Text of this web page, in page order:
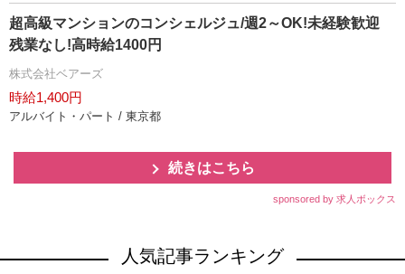
超高級マンションのコンシェルジュ/週2～OK!未経験歓迎
残業なし!高時給1400円
株式会社ベアーズ
時給1,400円
アルバイト・パート / 東京都
続きはこちら
sponsored by 求人ボックス
人気記事ランキング